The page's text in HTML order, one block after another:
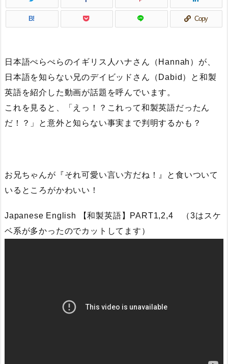
B! Copy
日本語ぺらぺらのイギリス人ハナさん（Hannah）が、
日本語を知らない兄のデイビッドさん（Dabid）と和製
英語を紹介した動画が話題を呼んでいます。
これを見ると、「えっ！？これって和製英語だったん
だ！？」と意外と知らない事実まで判明するかも？
お兄ちゃんが『それ可愛い言い方だね！』と食いついて
いるところがかわいい！
Japanese English 【和製英語】PART1,2,4 （3はスケ
ベ系が多かったのでカットしてます）